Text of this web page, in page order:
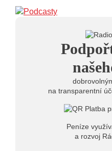
10:03
Pimprléto promění
letní centrum umění,
na transparentní
Peníze
a rozvoj